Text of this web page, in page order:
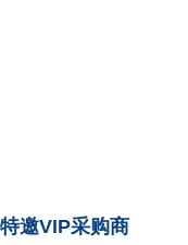
特邀VIP采购商